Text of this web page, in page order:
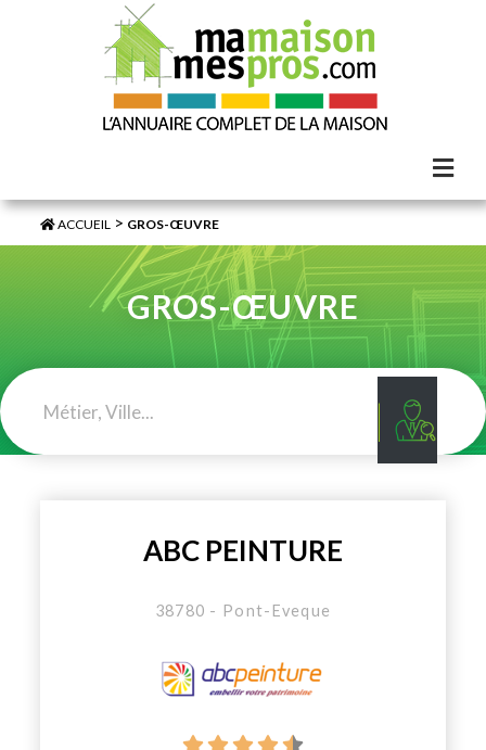
ACCUEIL > GROS-ŒUVRE
GROS-ŒUVRE
ABC PEINTURE
38780 - Pont-Eveque